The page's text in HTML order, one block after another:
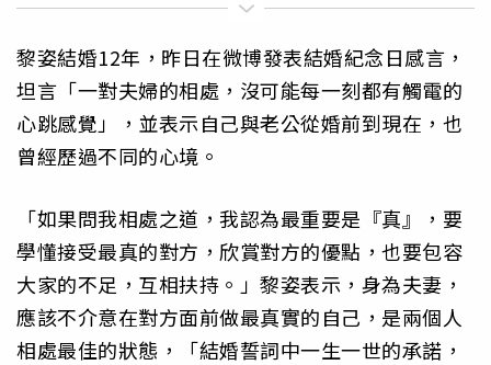
黎姿結婚12年，昨日在微博發表結婚紀念日感言，
坦言「一對夫婦的相處，沒可能每一刻都有觸電的
心跳感覺」，並表示自己與老公從婚前到現在，也
曾經歷過不同的心境。
「如果問我相處之道，我認為最重要是『真』，要
學懂接受最真的對方，欣賞對方的優點，也要包容
大家的不足，互相扶持。」黎姿表示，身為夫妻，
應該不介意在對方面前做最真實的自己，是兩個人
相處最佳的狀態，「結婚誓詞中一生一世的承諾，